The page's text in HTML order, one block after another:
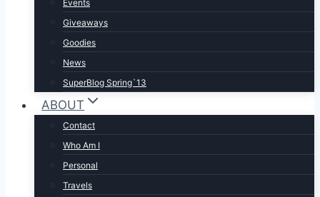
Events
Giveaways
Goodies
News
SuperBlog Spring`13
ABOUT
Contact
Who Am I
Personal
Travels